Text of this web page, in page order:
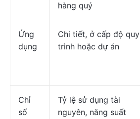
hàng quý
Ứng
dụng
Chi tiết, ở cấp độ quy
trình hoặc dự án
Chỉ
số
Tỷ lệ sử dụng tài
nguyên, năng suất